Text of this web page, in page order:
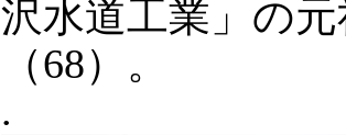
沢水道工業」の
（68）。
.